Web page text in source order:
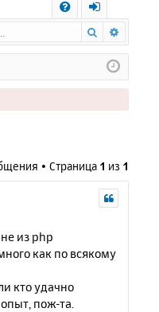
Q
х
о
д
Поиск
• Страница 1 из 1
из php
как по всякому
кто удачно
пож-та.